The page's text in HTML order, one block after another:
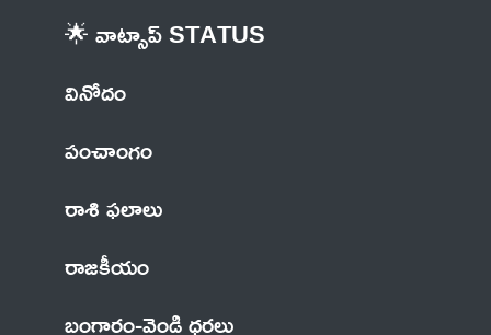
🌟 వాట్సాప్ STATUS
వినోదం
పంచాంగం
రాశి ఫలాలు
రాజకీయం
బంగారం-వెండి ధరలు